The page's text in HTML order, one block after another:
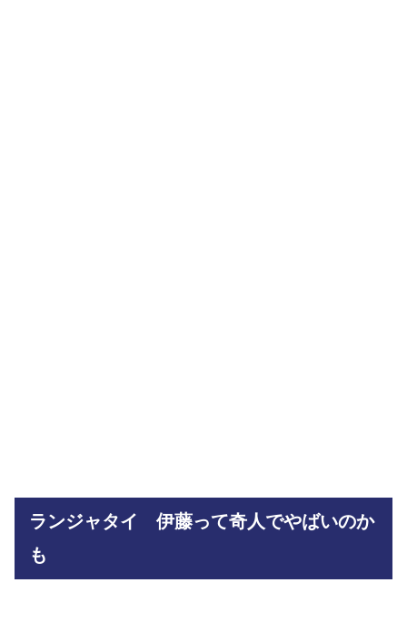
ランジャタイ 伊藤って奇人でやばいのか
も